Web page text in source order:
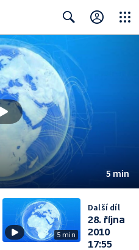
5 min
5 min
Další díl
28. října
2010
17:55